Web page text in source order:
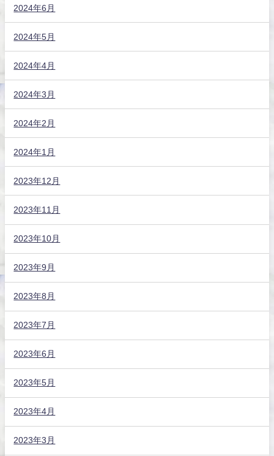
2024年6月
2024年5月
2024年4月
2024年3月
2024年2月
2024年1月
2023年12月
2023年11月
2023年10月
2023年9月
2023年8月
2023年7月
2023年6月
2023年5月
2023年4月
2023年3月